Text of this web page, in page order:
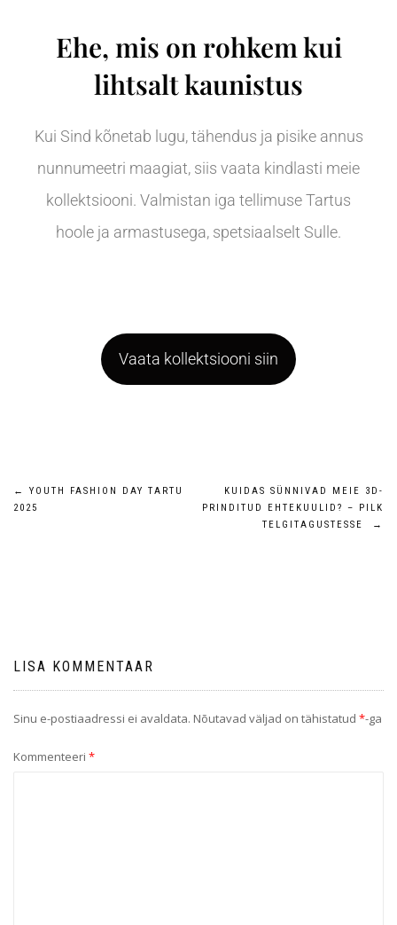
Ehe, mis on rohkem kui
lihtsalt kaunistus
Kui Sind kõnetab lugu, tähendus ja pisike annus
nunnumeetri maagiat, siis vaata kindlasti meie
kollektsiooni. Valmistan iga tellimuse Tartus
hoole ja armastusega, spetsiaalselt Sulle.
Vaata kollektsiooni siin
←
YOUTH FASHION DAY TARTU
2025
KUIDAS SÜNNIVAD MEIE 3D-
PRINDITUD EHTEKUULID? – PILK
TELGITAGUSTESSE
→
LISA KOMMENTAAR
Sinu e-postiaadressi ei avaldata. Nõutavad väljad on tähistatud *-ga
Kommenteeri *